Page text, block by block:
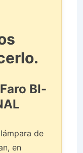
BI-
de
en